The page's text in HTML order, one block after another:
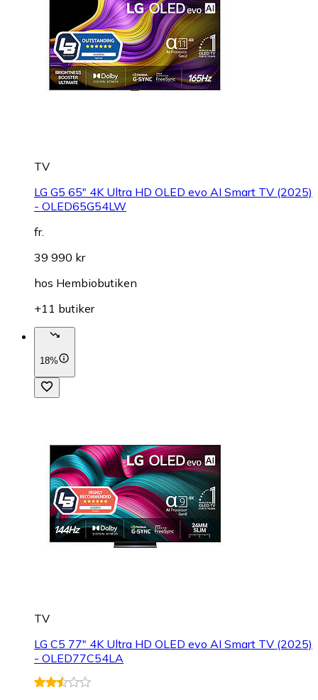
TV
LG G5 65" 4K Ultra HD OLED evo AI Smart TV (2025)
- OLED65G54LW
fr.
39 990 kr
hos Hembiobutiken
+11 butiker
18%
TV
LG C5 77" 4K Ultra HD OLED evo AI Smart TV (2025)
- OLED77C54LA